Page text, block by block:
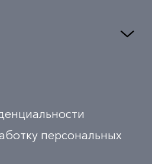
персональных